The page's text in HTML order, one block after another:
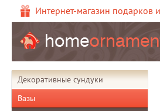
Интернет-магазин подарков
Декоративные сундуки
Вазы